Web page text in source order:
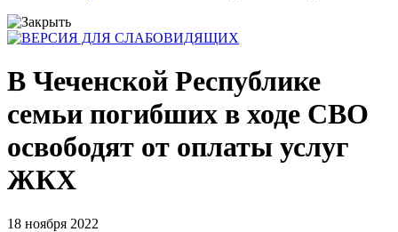
В Чеченской Республике
семьи погибших в ходе СВО
освободят от оплаты услуг
ЖКХ
18 ноября 2022